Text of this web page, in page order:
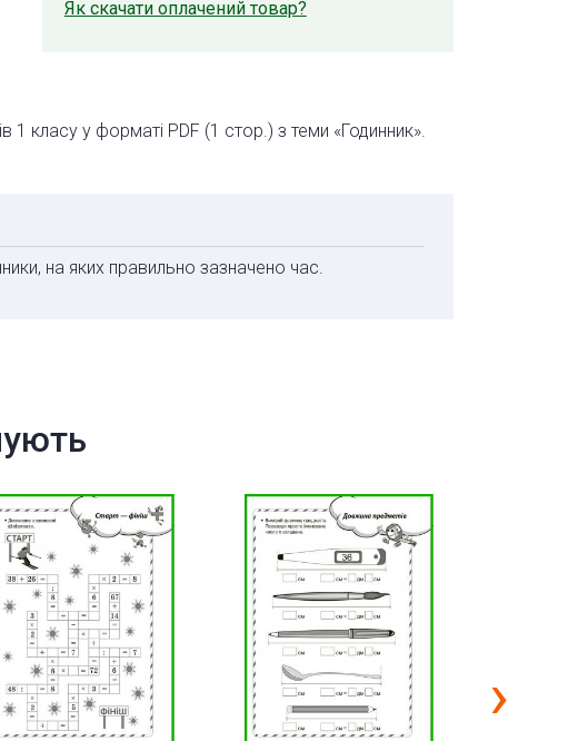
Як скачати оплачений товар?
1 класу у форматі PDF (1 стор.) з теми «Годинник».
на яких правильно зазначено час.
›